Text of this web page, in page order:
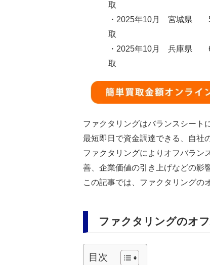
取
・2025年10月 宮城県
取
・2025年10月 兵庫県
取
ファクタリングはバランスシート
最短即日で資金調達できる、自社
ファクタリングによりオフバラン
善、企業価値の引き上げなどの影
この記事では、ファクタリングの
ファクタリングのオ
目次